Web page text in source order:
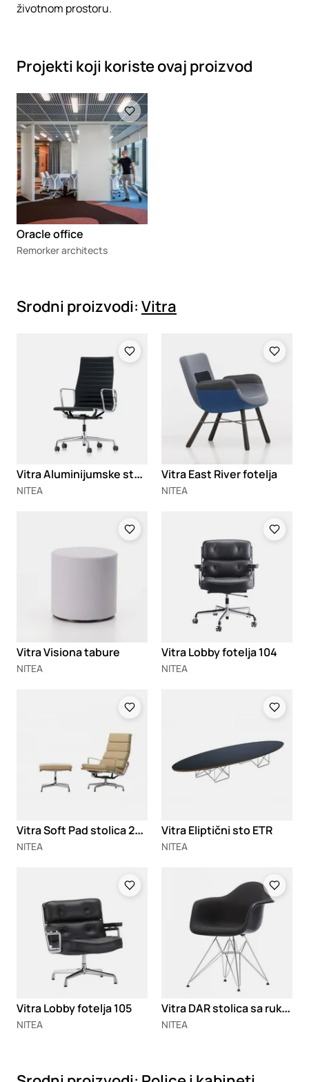
životnom prostoru.
Projekti koji koriste ovaj proizvod
Loading
Oracle office
Remorker architects
Srodni proizvodi: Vitra
V
itra Aluminijumske stolice 117/118/119
NITEA
Vitra East River fotelja
NITEA
Vitra Visiona tabure
NITEA
Vitra Lobby fotelja 104
NITEA
V
itra Soft Pad stolica 222/223
NITEA
Vitra Eliptični sto ETR
NITEA
Vitra Lobby fotelja 105
NITEA
V
itra DAR stolica sa rukonaslonima
NITEA